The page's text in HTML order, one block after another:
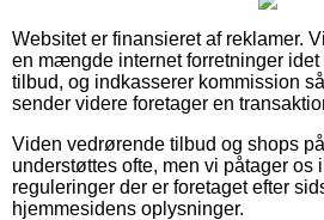
Websitet er finansieret af reklamer.
en mængde internet forretninger idet
tilbud, og indkasserer kommission
sender videre foretager en
Viden vedrørende tilbud og shops
understøttes ofte, men vi påtager os
reguleringer der er foretaget efter
hjemmesidens oplysninger.